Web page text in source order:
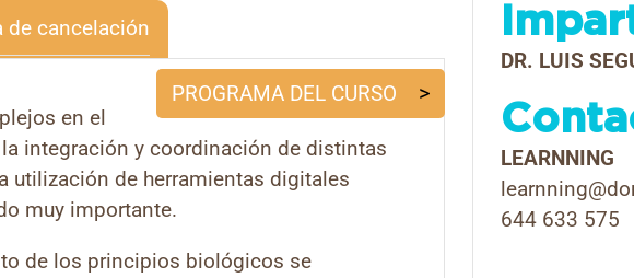
POR
de cancelación
PROGRAMA DEL CURSO
en el
integración y coordinación de distintas
utilización de herramientas digitales
muy importante.
de los principios biológicos se
DR. LUIS
LEARNNING
644 633 575